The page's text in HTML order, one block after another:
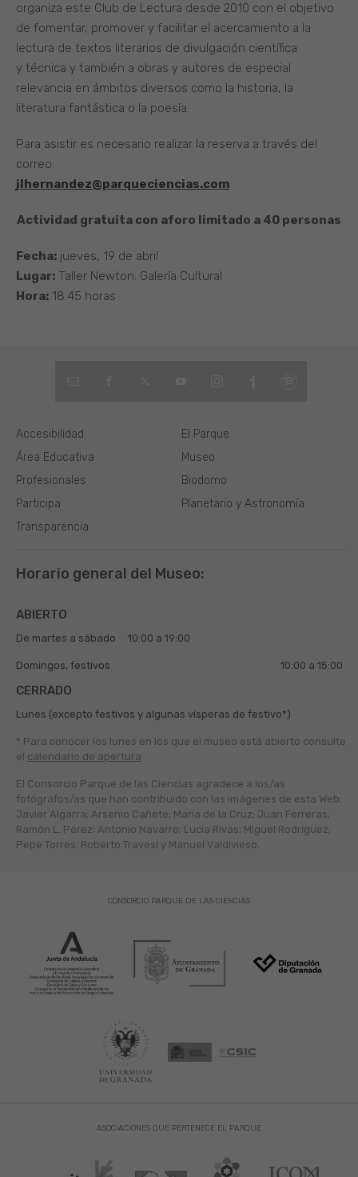
organiza este Club de Lectura desde 2010 con el objetivo
de fomentar, promover y facilitar el acercamiento a la
lectura de textos literarios de divulgación científica
y técnica y también a obras y autores de especial
relevancia en ámbitos diversos como la historia, la
literatura fantástica o la poesía.
Para asistir es necesario realizar la reserva a través del
correo:
jlhernandez@parqueciencias.com
Actividad gratuita con aforo limitado a 40 personas
Fecha: jueves, 19 de abril
Lugar: Taller Newton. Galería Cultural
Hora: 18.45 horas
El Parque
Museo
Biodomo
Planetario y Astronomía
Área Educativa
Profesionales
Participa
Transparencia
Accesibilidad
Horario general del Museo:
ABIERTO
De martes a sábado 10:00 a 19:00
Domingos, festivos 10:00 a 15:00
CERRADO
Lunes (excepto festivos y algunas vísperas de festivo*)
* Para conocer los lunes en los que el museo está abierto consulte
el calendario de apertura
El Consorcio Parque de las Ciencias agradece a los/as
fotógráfos/as que han contribuido con las imágenes de esta Web:
Javier Algarra; Arsenio Cañete; María de la Cruz; Juan Ferreras;
Ramón L. Pérez; Antonio Navarro; Lucía Rivas; Miguel Rodríguez;
Pepe Torres; Roberto Travesí y Manuel Valdivieso.
ASOCIACIONES QUE PERTENECE EL PARQUE
CONSORCIO PARQUE DE LAS CIENCIAS